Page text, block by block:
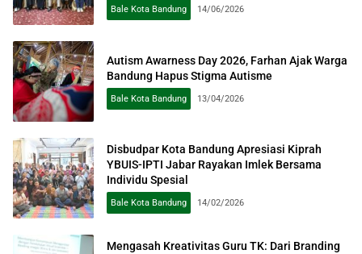
Bale Kota Bandung 14/06/2026
Autism Awarness Day 2026, Farhan Ajak Warga
Bandung Hapus Stigma Autisme
Bale Kota Bandung 13/04/2026
Disbudpar Kota Bandung Apresiasi Kiprah
YBUIS-IPTI Jabar Rayakan Imlek Bersama
Individu Spesial
Bale Kota Bandung 14/02/2026
Mengasah Kreativitas Guru TK: Dari Branding